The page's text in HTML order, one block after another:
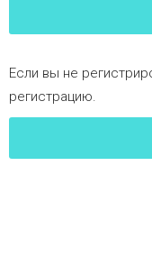
Если вы не
регистрацию.